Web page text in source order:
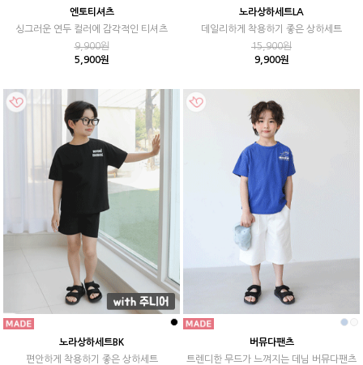
엔토티셔츠
싱그러운 연두 컬러에 감각적인 티셔츠
9,900원
5,900원
노라상하세트LA
데일리하게 착용하기 좋은 상하세트
15,900원
9,900원
노라상하세트BK
편안하게 착용하기 좋은 상하세트
버뮤다팬츠
트렌디한 무드가 느껴지는 데님 버뮤다팬츠